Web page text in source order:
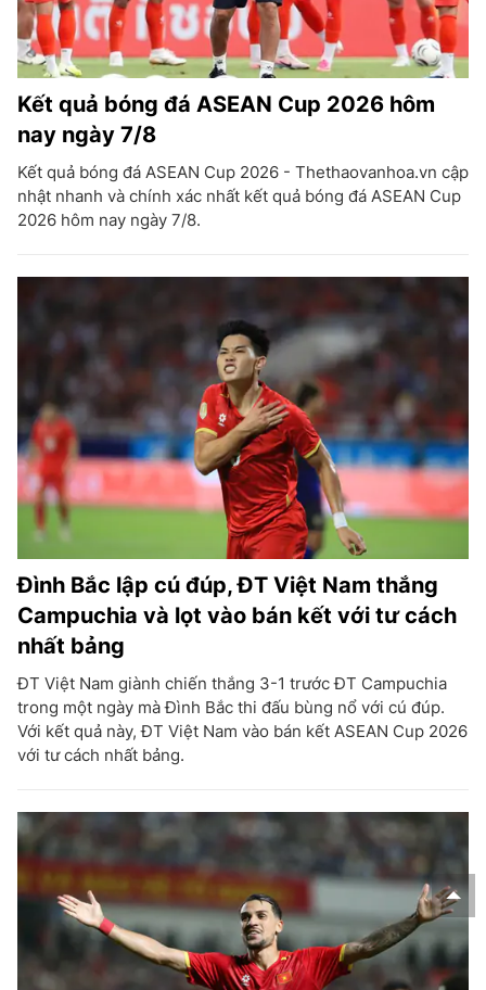
Kết quả bóng đá ASEAN Cup 2026 hôm
nay ngày 7/8
Kết quả bóng đá ASEAN Cup 2026 - Thethaovanhoa.vn cập
nhật nhanh và chính xác nhất kết quả bóng đá ASEAN Cup
2026 hôm nay ngày 7/8.
Đình Bắc lập cú đúp, ĐT Việt Nam thắng
Campuchia và lọt vào bán kết với tư cách
nhất bảng
ĐT Việt Nam giành chiến thắng 3-1 trước ĐT Campuchia
trong một ngày mà Đình Bắc thi đấu bùng nổ với cú đúp.
Với kết quả này, ĐT Việt Nam vào bán kết ASEAN Cup 2026
với tư cách nhất bảng.